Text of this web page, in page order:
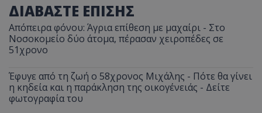
ΔΙΑΒΑΣΤΕ ΕΠΙΣΗΣ
Απόπειρα φόνου: Άγρια επίθεση με μαχαίρι - Στο
Νοσοκομείο δύο άτομα, πέρασαν χειροπέδες σε
51χρονο
Έφυγε από τη ζωή ο 58χρονος Μιχάλης - Πότε θα γίνει
η κηδεία και η παράκληση της οικογένειάς - Δείτε
φωτογραφία του